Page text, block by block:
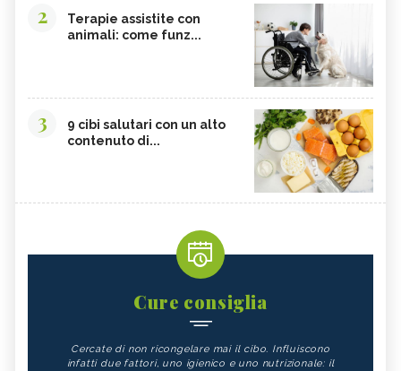
2
Terapie assistite con
animali: come funz...
3
9 cibi salutari con un alto
contenuto di...
Cure consiglia
Cercate di non ricongelare mai il cibo. Influiscono
infatti due fattori, uno igienico e uno nutrizionale: il